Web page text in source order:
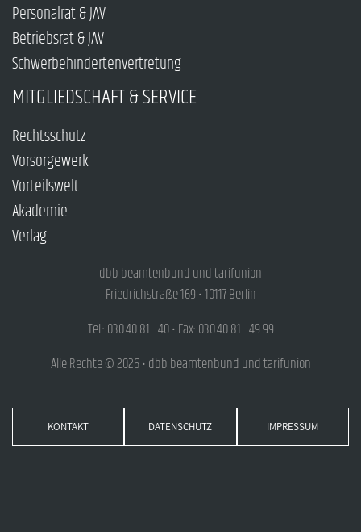
Personalrat & JAV
Betriebsrat & JAV
Schwerbehindertenvertretung
MITGLIEDSCHAFT & SERVICE
Rechtsschutz
Vorsorgewerk
Vorteilswelt
Akademie
Verlag
dbb beamtenbund und tarifunion
Friedrichstraße 169 • 10117 Berlin
Tel.: 030.40 81 - 40 • Fax: 030.40 81 - 49 99
Alle Rechte © 2026 • dbb beamtenbund und tarifunion
KONTAKT DATENSCHUTZ IMPRESSUM